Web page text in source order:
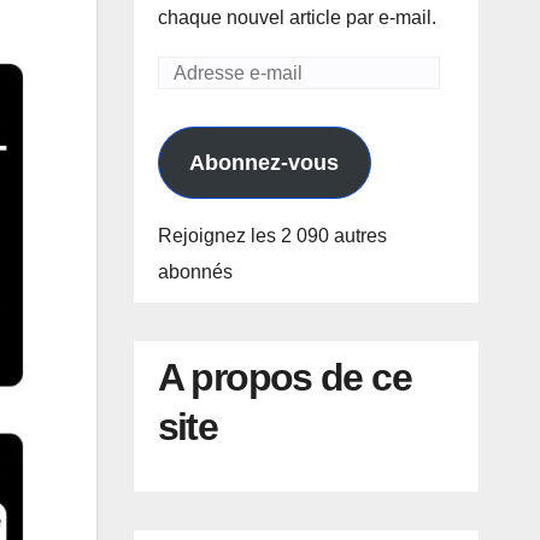
chaque nouvel article par e-mail.
Adresse
mail
Abonnez-vous
Rejoignez les 2 090 autres
abonnés
A propos de ce
site